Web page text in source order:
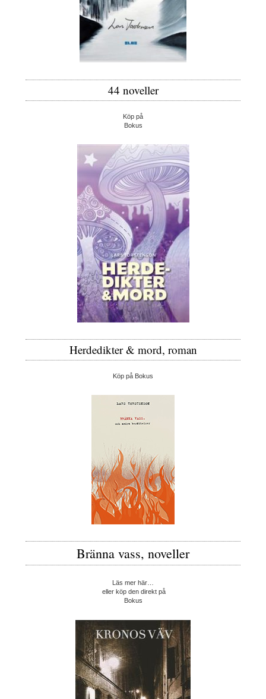
44 noveller
Köp på
Bokus
Herdedikter & mord, roman
Köp på Bokus
Bränna vass, noveller
Läs mer här…
eller köp den direkt på
Bokus